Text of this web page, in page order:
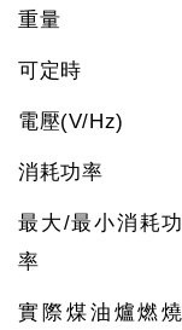
重量
可定時
電壓(V/Hz)
消耗功率
最大/最小消耗功
率
實際煤油爐燃燒